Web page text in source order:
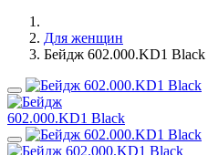
Для женщин
Бейдж 602.000.KD1 Black